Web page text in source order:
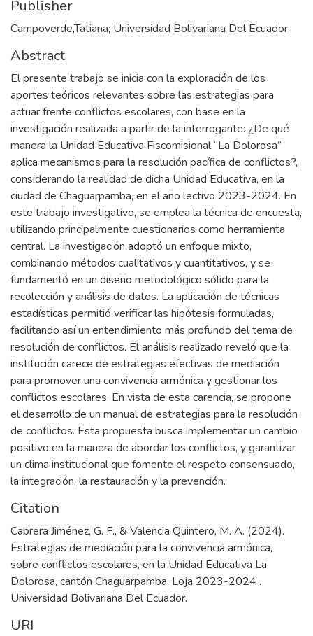
Publisher
Campoverde,Tatiana; Universidad Bolivariana Del Ecuador
Abstract
El presente trabajo se inicia con la exploración de los
aportes teóricos relevantes sobre las estrategias para
actuar frente conflictos escolares, con base en la
investigación realizada a partir de la interrogante: ¿De qué
manera la Unidad Educativa Fiscomisional “La Dolorosa”
aplica mecanismos para la resolución pacífica de conflictos?,
considerando la realidad de dicha Unidad Educativa, en la
ciudad de Chaguarpamba, en el año lectivo 2023-2024. En
este trabajo investigativo, se emplea la técnica de encuesta,
utilizando principalmente cuestionarios como herramienta
central. La investigación adoptó un enfoque mixto,
combinando métodos cualitativos y cuantitativos, y se
fundamentó en un diseño metodológico sólido para la
recolección y análisis de datos. La aplicación de técnicas
estadísticas permitió verificar las hipótesis formuladas,
facilitando así un entendimiento más profundo del tema de
resolución de conflictos. El análisis realizado reveló que la
institución carece de estrategias efectivas de mediación
para promover una convivencia armónica y gestionar los
conflictos escolares. En vista de esta carencia, se propone
el desarrollo de un manual de estrategias para la resolución
de conflictos. Esta propuesta busca implementar un cambio
positivo en la manera de abordar los conflictos, y garantizar
un clima institucional que fomente el respeto consensuado,
la integración, la restauración y la prevención.
Citation
Cabrera Jiménez, G. F., & Valencia Quintero, M. A. (2024).
Estrategias de mediación para la convivencia armónica,
sobre conflictos escolares, en la Unidad Educativa La
Dolorosa, cantón Chaguarpamba, Loja 2023-2024 .
Universidad Bolivariana Del Ecuador.
URI